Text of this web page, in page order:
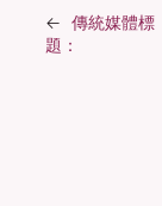
← 傳統媒體標
題：